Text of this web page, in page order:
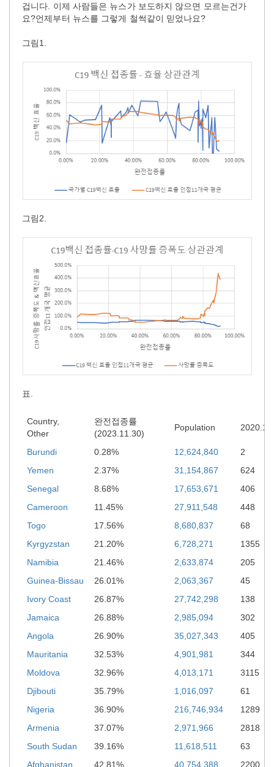
겁니다. 이제 사람들은 뉴스가 보도하지 않으면 모르는건가
요?언제부터 뉴스를 그렇게 철썩같이 믿었나요?
그림1.
그림2.
표.
Country,
Other
완전접종률
(2023.11.30)
Population
Burundi 0.28% 12,624,840
2
Yemen
2.37% 31,154,867
624
Senegal
8.68% 17,653,671
406
Cameroon
11.45% 27,911,548
448
Togo
17.56% 8,680,837
68
Kyrgyzstan
21.20% 6,728,271
1355
Namibia
21.46% 2,633,874
205
Guinea-Bissau
26.01% 2,063,367
45
Ivory Coast
26.87% 27,742,298
138
Jamaica
26.88% 2,985,094
302
Angola
26.90% 35,027,343
405
Mauritania
32.53% 4,901,981
344
Moldova
32.96% 4,013,171
3115
Djibouti
35.79% 1,016,097
61
Nigeria
36.90% 216,746,934
1289
Armenia
37.07% 2,971,966
2818
South Sudan
39.16% 11,618,511
63
Afghanistan
42.81% 40,754,388 2200